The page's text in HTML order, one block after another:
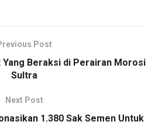
Post
Yang Beraksi di Perairan Morosi
Sultra
Next Post
1.380 Sak Semen Untuk